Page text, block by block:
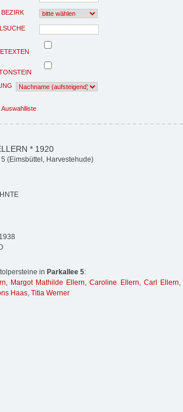
* 1920
(Eimsbüttel, Harvestehude)
in Parkallee 5:
, Margot Mathilde Ellern,Caroline Ellern, Carl Ellern,
Haas, Titia Werner